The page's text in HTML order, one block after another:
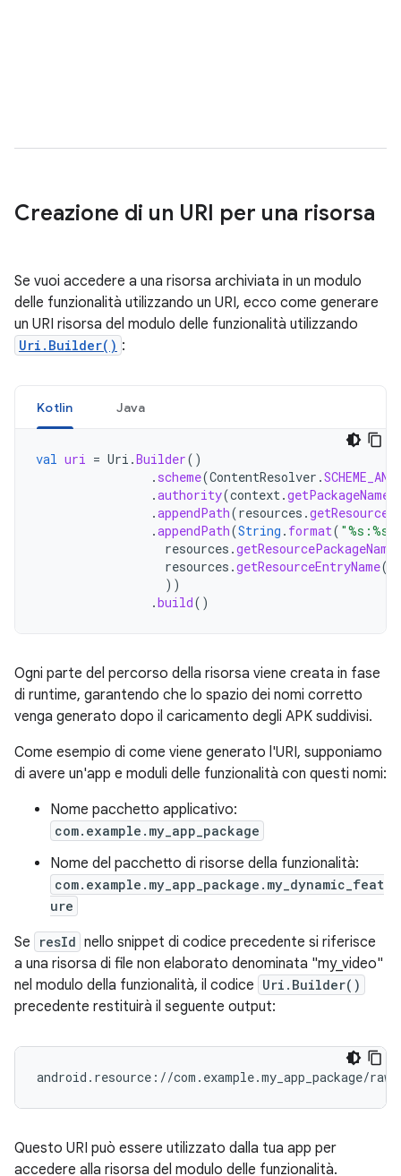
Creazione di un URI per una risorsa
Se vuoi accedere a una risorsa archiviata in un modulo
delle funzionalità utilizzando un URI, ecco come generare
un URI risorsa del modulo delle funzionalità utilizzando
Uri.Builder() :
Kotlin Java
val uri = Uri .Builder()
. scheme(ContentResolver .
.authority(context.getPackageName
.appendPath(resources .
.appendPath(String . format( "%s:%s"
resources .getResourcePackageName
resources .getResourceEntryName(
))
.build()
Ogni parte del percorso della risorsa viene creata in fase
di runtime, garantendo che lo spazio dei nomi corretto
venga generato dopo il caricamento degli APK suddivisi.
Come esempio di come viene generato l'URI, supponiamo
di avere un'app e moduli delle funzionalità con questi nomi:
Nome pacchetto applicativo:
com.example.my_app_package
Nome del pacchetto di risorse della funzionalità:
com.example.my_app_package.my_dynamic_feat
ure
Se resId nello snippet di codice precedente si riferisce
a una risorsa di file non elaborato denominata "my_video"
nel modulo della funzionalità, il codice Uri.Builder()
precedente restituirà il seguente output:
Questo URI può essere utilizzato dalla tua app per
accedere alla risorsa del modulo delle funzionalità.